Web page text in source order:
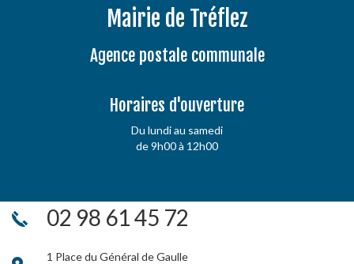
Mairie de Tréflez
Agence postale communale
Horaires d'ouverture
Du lundi au samedi
de 9h00 à 12h00
02 98 61 45 72
1 Place du Général de Gaulle